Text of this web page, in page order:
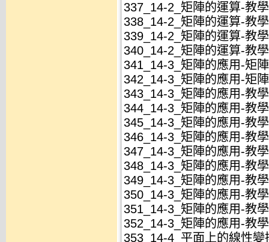
337_14-2_矩陣的運算-教
338_14-2_矩陣的運算-教
339_14-2_矩陣的運算-教
340_14-2_矩陣的運算-教
341_14-3_矩陣的應用-矩
342_14-3_矩陣的應用-矩
343_14-3_矩陣的應用-教
344_14-3_矩陣的應用-教
345_14-3_矩陣的應用-教
346_14-3_矩陣的應用-教
347_14-3_矩陣的應用-教
348_14-3_矩陣的應用-教
349_14-3_矩陣的應用-教
350_14-3_矩陣的應用-教
351_14-3_矩陣的應用-教
352_14-3_矩陣的應用-教
353_14-4_平面上的線性